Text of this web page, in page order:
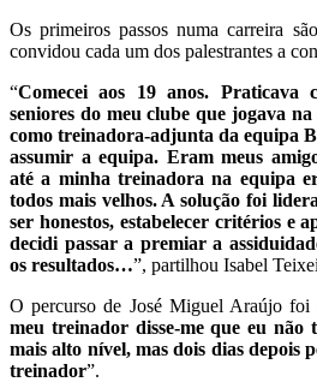
Os primeiros passos numa carreira
convidou cada um dos palestrantes a
“Comecei aos 19 anos. Praticava
seniores do meu clube que jogava na
como treinadora-adjunta da equipa
assumir a equipa. Eram meus
até a minha treinadora na equipa
todos mais velhos. A solução foi
ser honestos, estabelecer critérios e
decidi passar a premiar a
os resultados…”, partilhou Isabel
O percurso de José Miguel Araújo foi
meu treinador disse-me que eu não
mais alto nível, mas dois dias depois
treinador”.